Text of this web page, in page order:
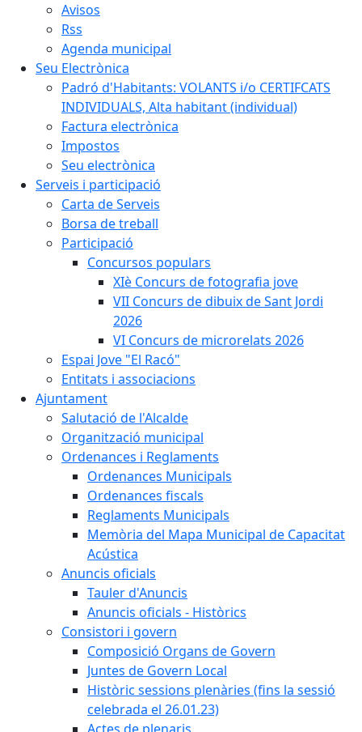
Avisos
Rss
Agenda municipal
Seu Electrònica
Padró d'Habitants: VOLANTS i/o CERTIFCATS
INDIVIDUALS, Alta habitant (individual)
Factura electrònica
Impostos
Seu electrònica
Serveis i participació
Carta de Serveis
Borsa de treball
Participació
Concursos populars
XIè Concurs de fotografia jove
VII Concurs de dibuix de Sant Jordi
2026
VI Concurs de microrelats 2026
Espai Jove "El Racó"
Entitats i associacions
Ajuntament
Salutació de l'Alcalde
Organització municipal
Ordenances i Reglaments
Ordenances Municipals
Ordenances fiscals
Reglaments Municipals
Memòria del Mapa Municipal de Capacitat
Acústica
Anuncis oficials
Tauler d'Anuncis
Anuncis oficials - Històrics
Consistori i govern
Composició Organs de Govern
Juntes de Govern Local
Històric sessions plenàries (fins la sessió
celebrada el 26.01.23)